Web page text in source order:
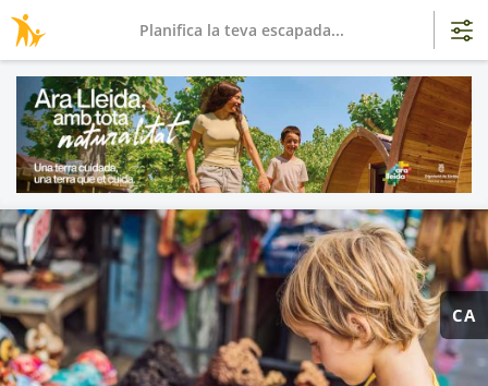
CA
Planifica la teva escapada...